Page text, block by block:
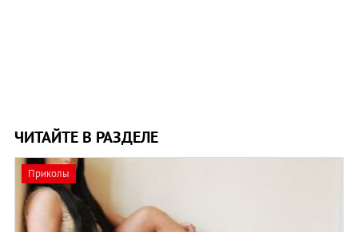
ЧИТАЙТЕ В РАЗДЕЛЕ
Приколы